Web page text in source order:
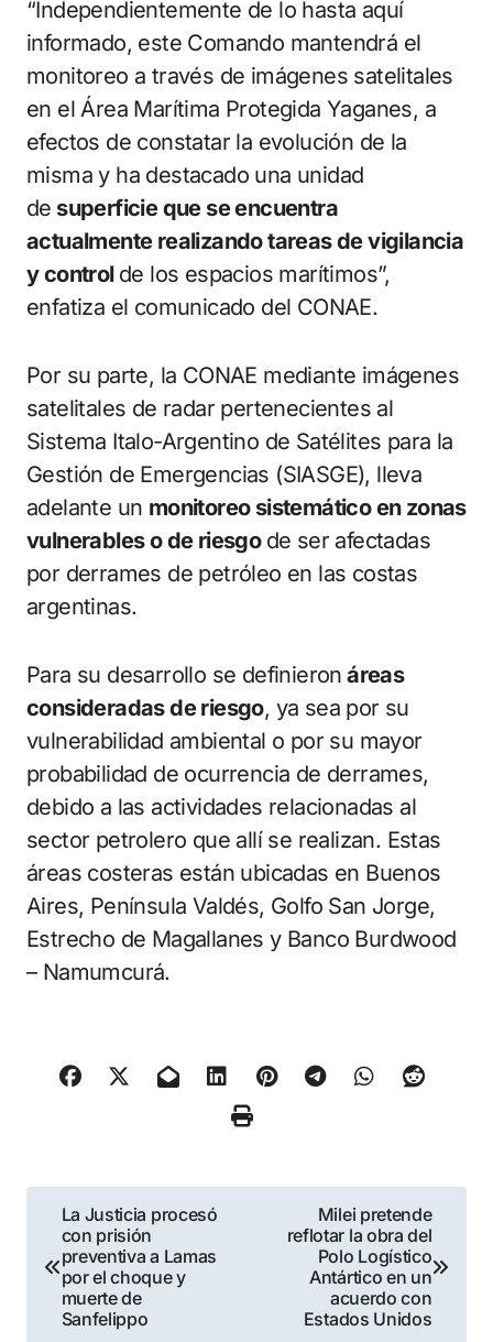
“Independientemente de lo hasta aquí
informado, este Comando mantendrá el
monitoreo a través de imágenes satelitales
en el Área Marítima Protegida Yaganes, a
efectos de constatar la evolución de la
misma y ha destacado una unidad
de superficie que se encuentra
actualmente realizando tareas de vigilancia
y control de los espacios marítimos”,
enfatiza el comunicado del CONAE.
Por su parte, la CONAE mediante imágenes
satelitales de radar pertenecientes al
Sistema Italo-Argentino de Satélites para la
Gestión de Emergencias (SIASGE), lleva
adelante un monitoreo sistemático en zonas
vulnerables o de riesgo de ser afectadas
por derrames de petróleo en las costas
argentinas.
Para su desarrollo se definieron áreas
consideradas de riesgo, ya sea por su
vulnerabilidad ambiental o por su mayor
probabilidad de ocurrencia de derrames,
debido a las actividades relacionadas al
sector petrolero que allí se realizan. Estas
áreas costeras están ubicadas en Buenos
Aires, Península Valdés, Golfo San Jorge,
Estrecho de Magallanes y Banco Burdwood
– Namumcurá.
Navegación
de
entradas
La Justicia procesó
con prisión
preventiva a Lamas
por el choque y
muerte de
Sanfelippo
Milei pretende
reflotar la obra del
Polo Logístico
Antártico en un
acuerdo con
Estados Unidos